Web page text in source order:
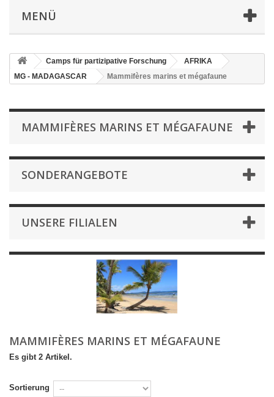
MENÜ
Camps für partizipative Forschung
AFRIKA
MG - MADAGASCAR
Mammifères marins et mégafaune
MAMMIFÈRES MARINS ET MÉGAFAUNE
SONDERANGEBOTE
UNSERE FILIALEN
MAMMIFÈRES MARINS ET MÉGAFAUNE
Es gibt 2 Artikel.
Sortierung